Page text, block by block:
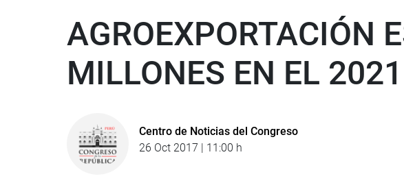
AGROEXPORTACIÓN
MILLONES EN EL 2021
Centro de Noticias del Congreso
26 Oct 2017 | 11:00 h